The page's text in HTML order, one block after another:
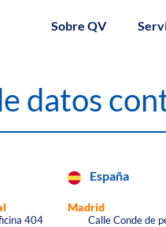
Sobre QV
datos
404
España
Madrid
Calle Conde de